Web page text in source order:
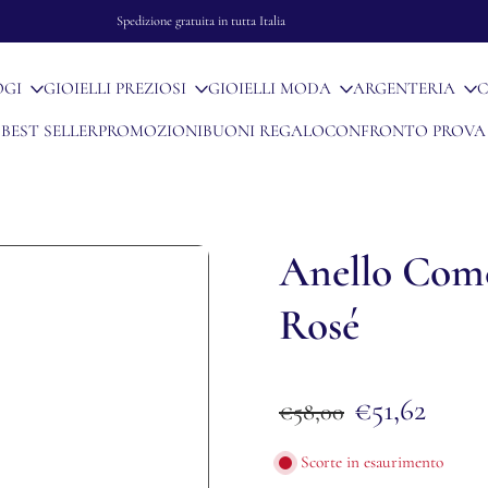
Spedizione gratuita in tutta Italia
GIOIELLI PREZIOSI GIOIELLI MODA ARGENTERIA
BEST SELLERPROMOZIONIBUONI REGALOCONFRONTO PROVA
Anello
Rosé
€58,00 €51,62
Scorte in esaurimento